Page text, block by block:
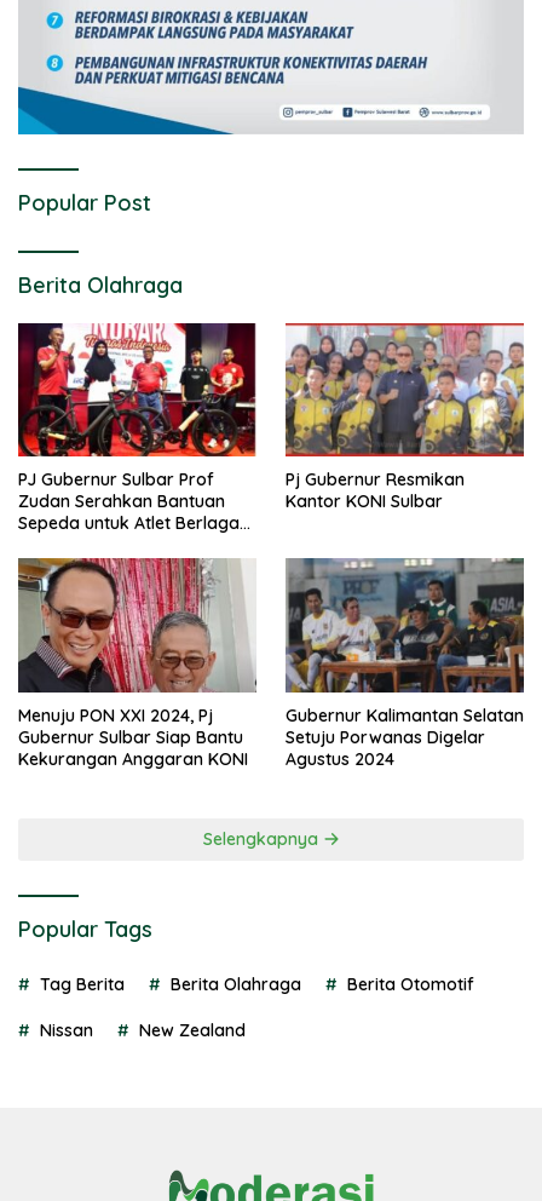
Popular Post
Berita Olahraga
PJ Gubernur Sulbar Prof
Zudan Serahkan Bantuan
Sepeda untuk Atlet Berlaga
Pj Gubernur Resmikan
Kantor KONI Sulbar
Menuju PON XXI 2024, Pj
Gubernur Sulbar Siap Bantu
Kekurangan Anggaran KONI
Gubernur Kalimantan Selatan
Setuju Porwanas Digelar
Agustus 2024
Selengkapnya
Popular Tags
Tag Berita Berita Olahraga Berita Otomotif
Nissan New Zealand